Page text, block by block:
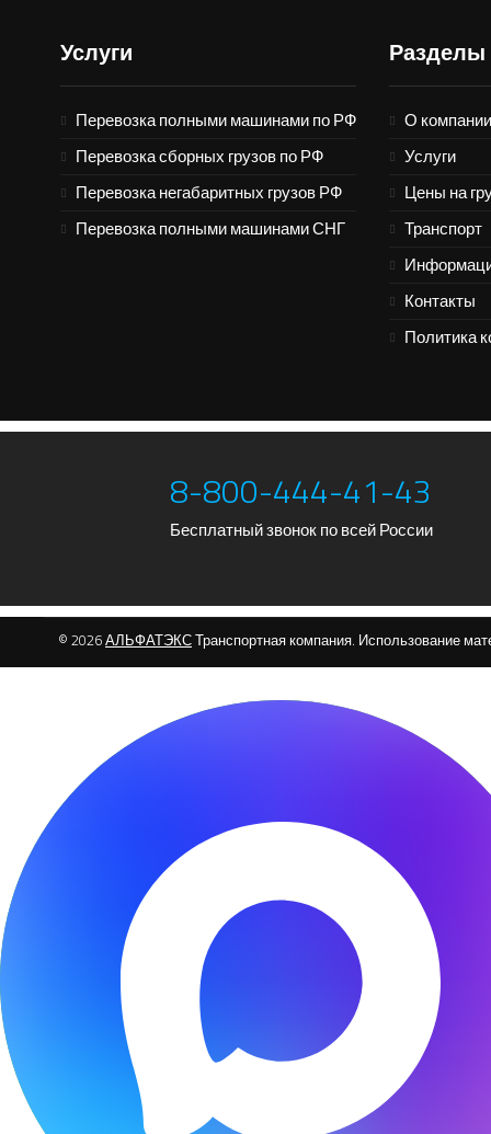
Услуги
Перевозка полными машинами по РФ
Перевозка сборных грузов по РФ
Перевозка негабаритных грузов РФ
Перевозка полными машинами СНГ
Разделы
О компании
Услуги
Цены на
Транспорт
Контакты
Политика
8-800-444-41-43
Бесплатный звонок по всей России
© 2026АЛЬФАТЭКСТранспортная компания. Использование